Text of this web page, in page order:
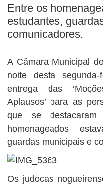
ANUNCIE
Entre os
estudantes,
comunicadores.
A Câmara Municipal
noite desta
entrega das
Aplausos’ para as
que se
homenageados
guardas municipais e
Os judocas